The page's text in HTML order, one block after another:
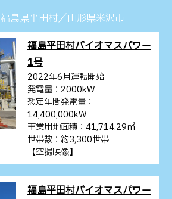
島県平田村／山形県米沢市
福島平田村バイオマスパワー
1号
2022年6月運転開始
発電量：2000kW
想定年間発電量：
14,400,000kW
事業用地面積：41,714.29㎡
世帯数：約3,300世帯
【空撮映像】
福島平田村バイオマスパワー